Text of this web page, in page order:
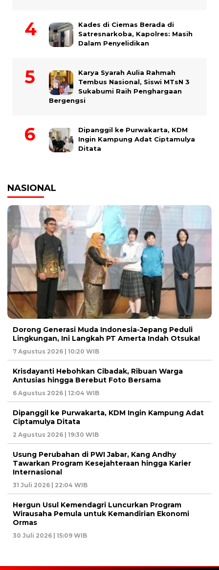
Kades di Ciemas Berada di
Satresnarkoba, Kapolres: Masih
Dalam Penyelidikan
Karya Syarah Aulia Rahmah
Tembus Nasional, Siswi MTsN 3
Sukabumi Raih Penghargaan
Bergengsi
Dipanggil ke Purwakarta, KDM
Ingin Kampung Adat Ciptamulya
Ditata
NASIONAL
Dorong Generasi Muda Indonesia-Jepang Peduli
Lingkungan, Ini Langkah PT Amerta Indah Otsuka!
7 Agustus 2026 | 10:20 WIB
Krisdayanti Hebohkan Cibadak, Ribuan Warga
Antusias hingga Berebut Foto Bersama
6 Agustus 2026 | 12:04 WIB
Dipanggil ke Purwakarta, KDM Ingin Kampung Adat
Ciptamulya Ditata
2 Agustus 2026 | 19:30 WIB
Usung Perubahan di PWI Jabar, Kang Andhy
Tawarkan Program Kesejahteraan hingga Karier
Internasional
31 Juli 2026 | 22:04 WIB
Hergun Usul Kemendagri Luncurkan Program
Wirausaha Pemula untuk Kemandirian Ekonomi
Ormas
30 Juli 2026 | 15:09 WIB